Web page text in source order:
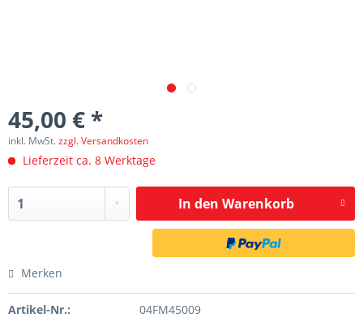
45,00 € *
inkl. MwSt.zzgl. Versandkosten
Lieferzeit ca. 8 Werktage
In den Warenkorb
Merken
Artikel-Nr.: 04FM45009